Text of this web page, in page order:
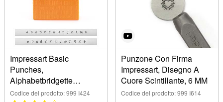
Impressart Basic
Punches,
Alphabetbridgette
Maiuscolo, 3 MM
Codice del prodotto: 999 I424
Punzone Con Firma
Impressart, Disegno A
Cuore Scintillante, 6 MM
Codice del prodotto: 999 I614